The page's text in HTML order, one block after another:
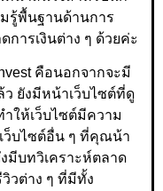
รู้พื้นฐานด้านการ
การเงินต่าง ๆ ด้วยค่ะ
คือนอกจากจะมี
ยังมีหน้าเว็บไซต์ที่ดู
ให้เว็บไซต์มีความ
เว็บไซต์อื่น ๆ ที่คุณน้า
มีบทวิเคราะห์ตลาด
วิวต่าง ๆ ที่มีทั้ง